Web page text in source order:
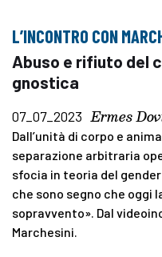
L’INCONTRO CON
Abuso e rifiuto del
gnostica
07_07_2023 Ermes
Dall’unità di corpo e
separazione arbitraria
sfocia in teoria del
che sono segno che oggi
sopravvento». Dal
Marchesini.